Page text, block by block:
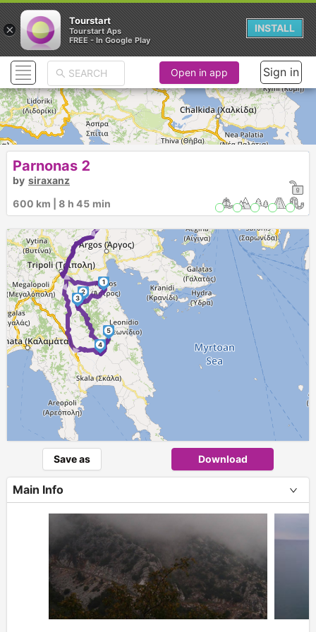
► ► ► ►
► ► ► ► ►
1
2
3
4
5
Open in app Sign in
Parnonas 2
by siraxanz
600 km | 8 h 45 min
Save as Download
Main Info
×
Tourstart
Tourstart Aps
FREE - In Google Play
INSTALL